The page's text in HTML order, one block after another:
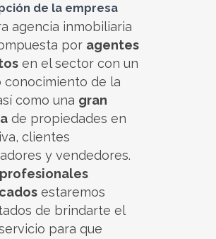
de la empresa
agencia inmobiliaria
por agentes
en el sector con un
conocimiento de la
como una gran
de propiedades en
clientes
y vendedores.
profesionales
estaremos
de brindarte el
para que